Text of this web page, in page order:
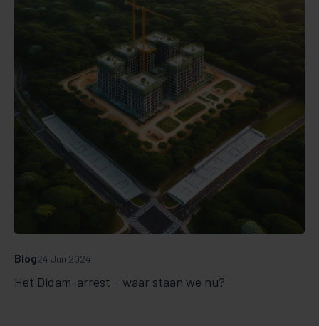
Het Didam-arrest – waar staan we nu?
Blog24 Jun 2024